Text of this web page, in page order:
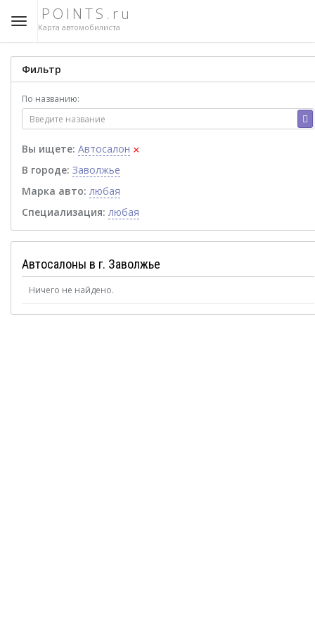
POINTS.ru
Карта автомобилиста
Фильтр
По названию:
Вы ищете: Автосалон ×
В городе: Заволжье
Марка авто: любая
Специализация: любая
Автосалоны в г. Заволжье
Ничего не найдено.